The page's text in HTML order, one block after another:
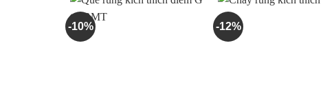
-10% -12%